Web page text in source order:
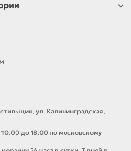
ул. Калининградская,
10:00 до 18:00 по московскому